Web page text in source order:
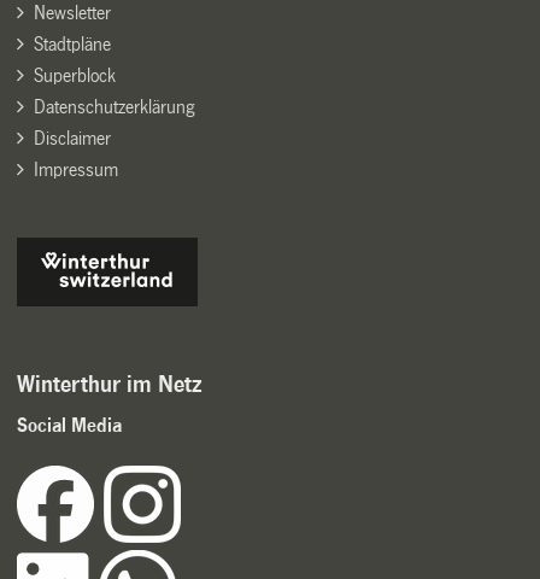
Newsletter
Stadtpläne
Superblock
Datenschutzerklärung
Disclaimer
Impressum
Winterthur im Netz
Social Media